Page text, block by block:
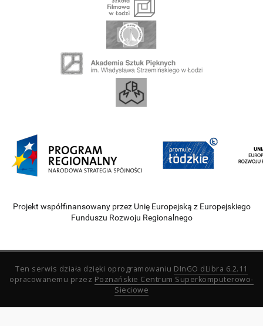
Projekt współfinansowany przez Unię Europejską z Europejskiego
Funduszu Rozwoju Regionalnego
Ten serwis działa dzięki oprogramowaniu DInGO dLibra 6.2.11
opracowanemu przez Poznańskie Centrum Superkomputerowo-
Sieciowe